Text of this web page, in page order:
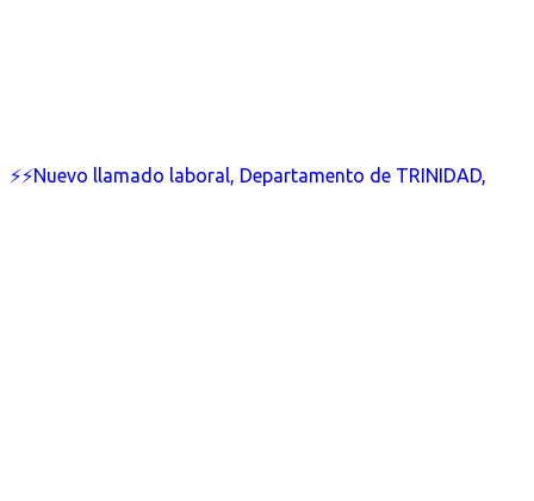
⚡⚡Nuevo llamado laboral, Departamento de TRINIDAD,